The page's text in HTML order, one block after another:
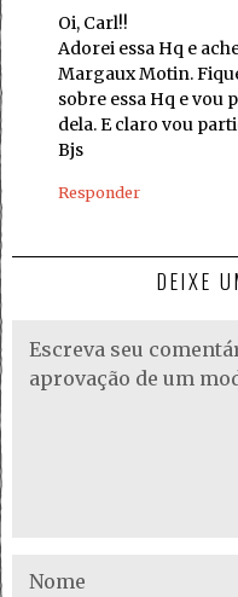
Oi, Carl!!
Adorei essa Hq e
Margaux Motin.
sobre essa Hq e vou
dela. E claro vou
Bjs
Responder
DEIXE